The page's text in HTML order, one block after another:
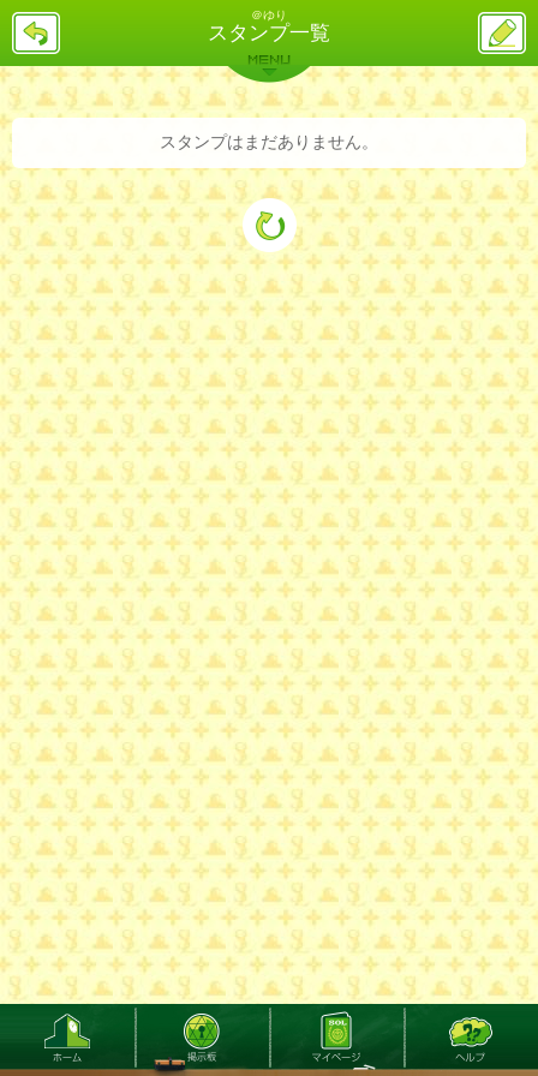
＠ゆり
スタンプ一覧
戻
ス
投
稿
バックナンバー 詳細検索 ランキング
MENU
スタンプはまだありません。